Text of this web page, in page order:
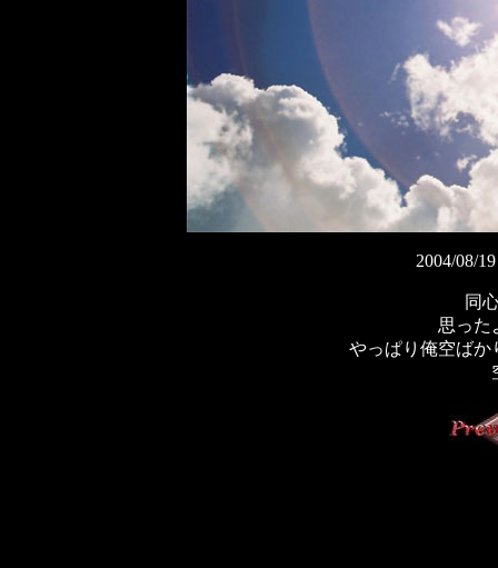
2004/08/
同
思った
やっぱり俺空ばか